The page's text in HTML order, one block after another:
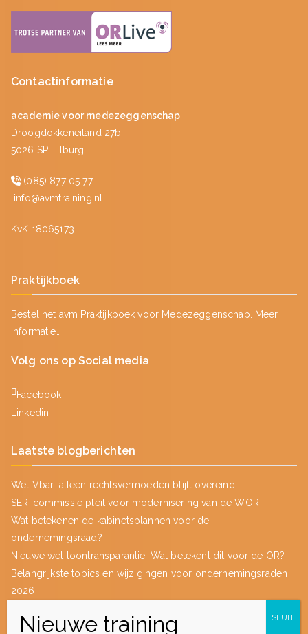
Contactinformatie
academie voor medezeggenschap
Droogdokkeneiland 27b
5026 SP Tilburg
(085) 877 05 77
info@avmtraining.nl
KvK 18065173
Praktijkboek
Bestel het avm Praktijkboek voor Medezeggenschap.
Meer
informatie…
Volg ons op Social media
Facebook
Linkedin
Laatste blogberichten
Wet Vbar: alleen rechtsvermoeden blijft overeind
SER-commissie pleit voor modernisering van de WOR
Wat betekenen de kabinetsplannen voor de
ondernemingsraad?
Nieuwe wet loontransparantie: Wat betekent dit voor de OR?
Belangrijkste topics en wijzigingen voor ondernemingsraden
2026